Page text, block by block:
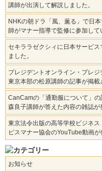
講師が出演して解説しました。
NHKの朝ドラ「風、薫る」で日
師がマナー指導で監修に参加して
セキララゼクシィに日本サービ
ました。
プレジデントオンライン・プレ
東京本部の松原講師の記事が掲載
CanCamの「通勤服について」
森良子講師が答えた内容の雑誌が
東京法令出版の高等学校ビジネ
ビスマナー協会のYouTube動画が
お知らせ